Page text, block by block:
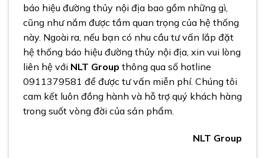
báo hiệu đường thủy nội địa bao gồm những gì,
cũng như nắm được tầm quan trọng của hệ thống
này. Ngoài ra, nếu bạn có nhu cầu tư vấn lắp đặt
hệ thống báo hiệu đường thủy nội địa, xin vui lòng
liên hệ với NLT Group thông qua số hotline
0911379581 để được tư vấn miễn phí. Chúng tôi
cam kết luôn đồng hành và hỗ trợ quý khách hàng
trong suốt vòng đời của sản phẩm.
NLT Group